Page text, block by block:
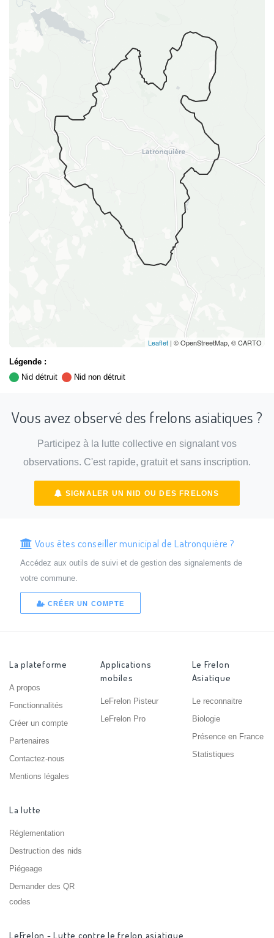
Leaflet | © OpenStreetMap, © CARTO
Légende :
Nid détruit
Nid non détruit
Vous avez observé des frelons asiatiques ?
Participez à la lutte collective en signalant vos
observations. C'est rapide, gratuit et sans inscription.
SIGNALER UN NID OU DES FRELONS
Vous êtes conseiller municipal de Latronquière ?
Accédez aux outils de suivi et de gestion des signalements de
votre commune.
CRÉER UN COMPTE
La plateforme
A propos
Fonctionnalités
Créer un compte
Partenaires
Contactez-nous
Mentions légales
Applications
mobiles
LeFrelon Pisteur
LeFrelon Pro
Le Frelon
Asiatique
Le reconnaitre
Biologie
Présence en France
Statistiques
La lutte
Réglementation
Destruction des nids
Piégeage
Demander des QR
codes
LeFrelon - Lutte contre le frelon asiatique